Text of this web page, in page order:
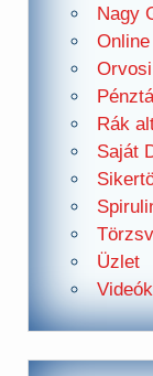
Nagy
Rák
Saját
Üzlet
Videók